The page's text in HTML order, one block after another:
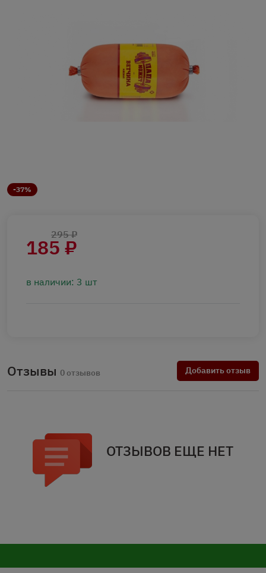
-37%
185 ₽
295 ₽
в наличии: 3 шт
Отзывы 0 отзывов Добавить отзыв
ОТЗЫВОВ ЕЩЕ НЕТ